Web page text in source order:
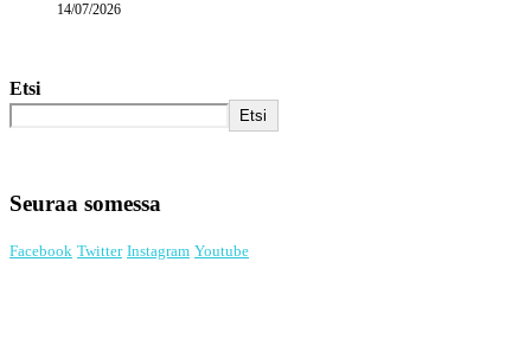
14/07/2026
Etsi
Etsi
Seuraa somessa
Facebook Twitter Instagram Youtube